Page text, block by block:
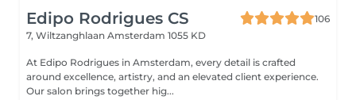
Edipo Rodrigues CS
106
7, Wiltzanghlaan Amsterdam 1055 KD
At Edipo Rodrigues in Amsterdam, every detail is crafted
around excellence, artistry, and an elevated client experience.
Our salon brings together hig...